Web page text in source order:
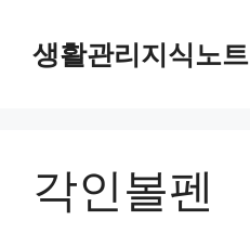
content생활관리지식노트
각인볼펜